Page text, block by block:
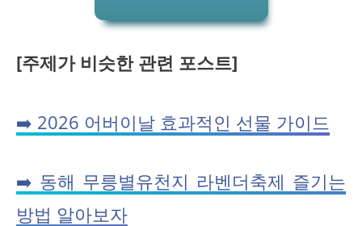
[주제가 비슷한 관련 포스트]
➡️ 2026 어버이날 효과적인 선물 가이드
➡️ 동해 무릉별유천지 라벤더축제 즐기는
방법 알아보자